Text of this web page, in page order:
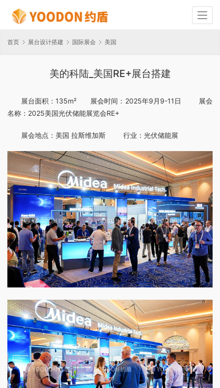
首页 展台设计搭建 国际展会 美国
美的科陆_美国RE+展台搭建
展台面积：135m²       展会时间：2025年9月9-11日         展会
名称：2025美国光伏储能展览会RE+
展会地点：美国 拉斯维加斯         行业：光伏储能展